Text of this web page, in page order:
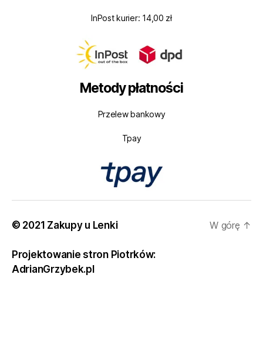
InPost kurier: 14,00 zł
Metody płatności
Przelew bankowy
Tpay
© 2021 Zakupy u Lenki
Projektowanie stron Piotrków:
AdrianGrzybek.pl
W górę ↑